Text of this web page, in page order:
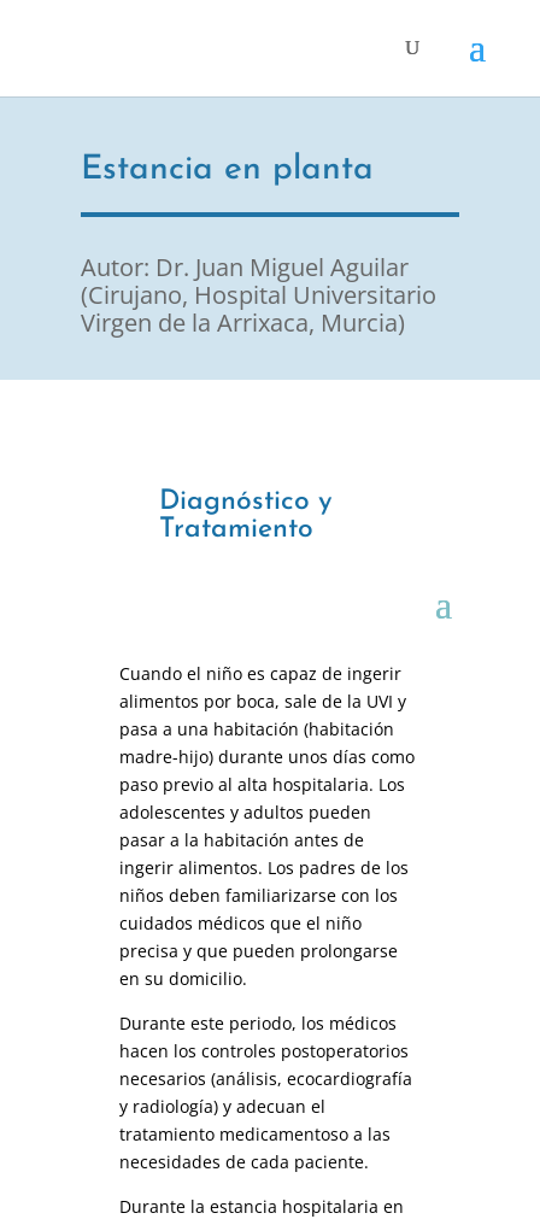
Estancia en planta
Autor: Dr. Juan Miguel Aguilar
(Cirujano, Hospital Universitario
Virgen de la Arrixaca, Murcia)
Diagnóstico y
Tratamiento
Cuando el niño es capaz de ingerir
alimentos por boca, sale de la UVI y
pasa a una habitación (habitación
madre-hijo) durante unos días como
paso previo al alta hospitalaria. Los
adolescentes y adultos pueden
pasar a la habitación antes de
ingerir alimentos. Los padres de los
niños deben familiarizarse con los
cuidados médicos que el niño
precisa y que pueden prolongarse
en su domicilio.
Durante este periodo, los médicos
hacen los controles postoperatorios
necesarios (análisis, ecocardiografía
y radiología) y adecuan el
tratamiento medicamentoso a las
necesidades de cada paciente.
Durante la estancia hospitalaria en